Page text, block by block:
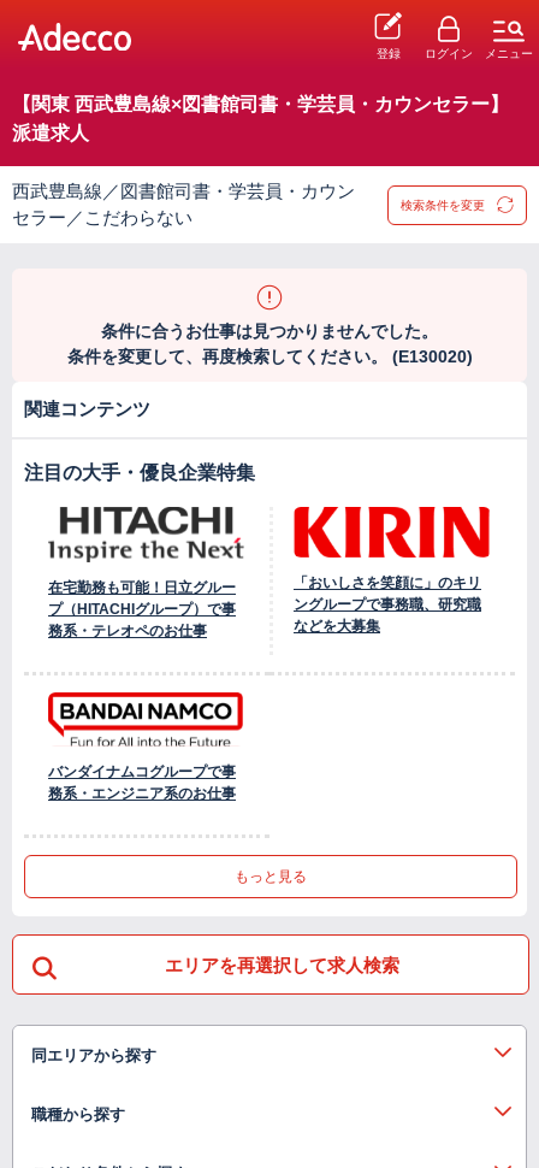
登録 ログイン メニュー
【関東 西武豊島線×図書館司書・学芸員・カウンセラー】
派遣求人
西武豊島線／図書館司書・学芸員・カウン
セラー／こだわらない
検索条件を変更
条件に合うお仕事は見つかりませんでした。
条件を変更して、再度検索してください。 (E130020)
関連コンテンツ
注目の大手・優良企業特集
在宅勤務も可能！日立グルー
プ（HITACHIグループ）で事
務系・テレオペのお仕事
「おいしさを笑顔に」のキリ
ングループで事務職、研究職
などを大募集
バンダイナムコグループで事
務系・エンジニア系のお仕事
もっと見る
エリアを再選択して求人検索
同エリアから探す
職種から探す